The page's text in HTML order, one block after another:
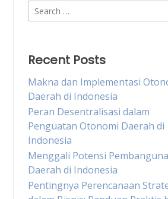
Search
for:
Recent Posts
Makna dan Implementasi
Daerah di Indonesia
Peran Desentralisasi dalam
Penguatan Otonomi Daerah di
Indonesia
Menggali Potensi
Daerah di Indonesia
Pentingnya Perencanaan